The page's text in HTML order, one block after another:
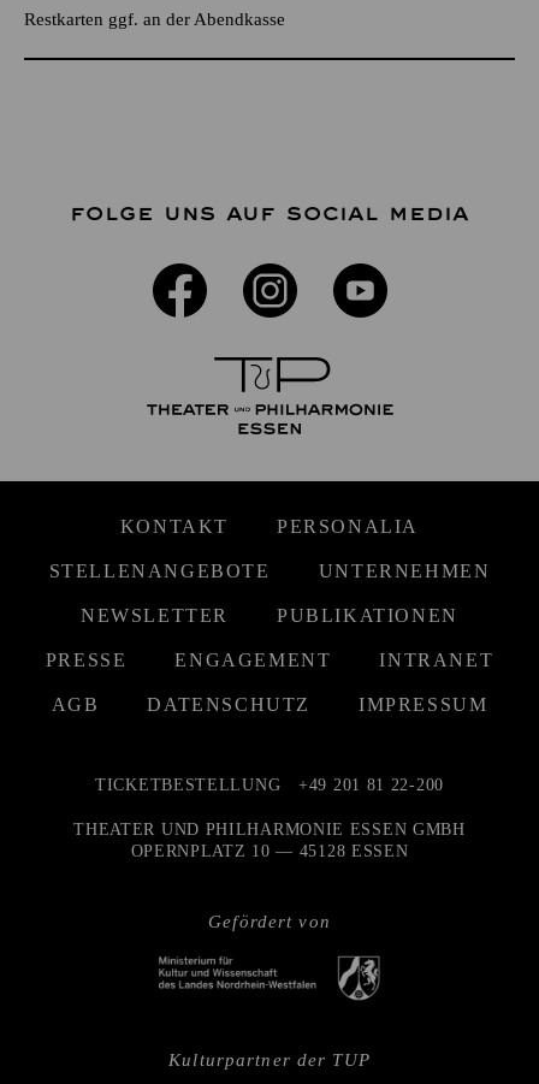
Restkarten ggf. an der Abendkasse
FOLGE UNS AUF SOCIAL MEDIA
KONTAKT PERSONALIA
STELLENANGEBOTE UNTERNEHMEN
NEWSLETTER PUBLIKATIONEN
PRESSE ENGAGEMENT INTRANET
AGB DATENSCHUTZ IMPRESSUM
Gefördert von
TICKETBESTELLUNG +49 201 81 22-200
THEATER UND PHILHARMONIE ESSEN GMBH
OPERNPLATZ 10 — 45128 ESSEN
Kulturpartner der TUP